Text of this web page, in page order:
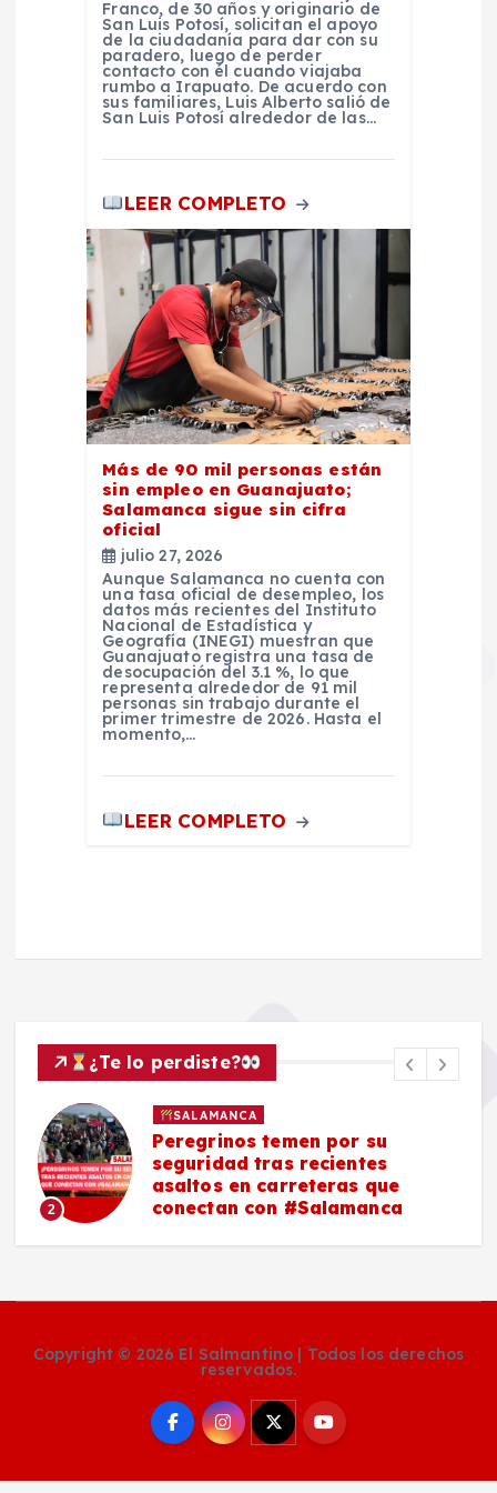
Franco, de 30 años y originario de
San Luis Potosí, solicitan el apoyo
de la ciudadanía para dar con su
paradero, luego de perder
contacto con él cuando viajaba
rumbo a Irapuato. De acuerdo con
sus familiares, Luis Alberto salió de
San Luis Potosí alrededor de las…
LEER COMPLETO
Más de 90 mil personas están
sin empleo en Guanajuato;
Salamanca sigue sin cifra
oficial
julio 27, 2026
Aunque Salamanca no cuenta con
una tasa oficial de desempleo, los
datos más recientes del Instituto
Nacional de Estadística y
Geografía (INEGI) muestran que
Guanajuato registra una tasa de
desocupación del 3.1 %, lo que
representa alrededor de 91 mil
personas sin trabajo durante el
primer trimestre de 2026. Hasta el
momento,…
LEER COMPLETO
¿Te lo perdiste?
2
SALAMANCA
Peregrinos temen por su
seguridad tras recientes
asaltos en carreteras que
conectan con #Salamanca
Copyright © 2026 El Salmantino | Todos los derechos
reservados.